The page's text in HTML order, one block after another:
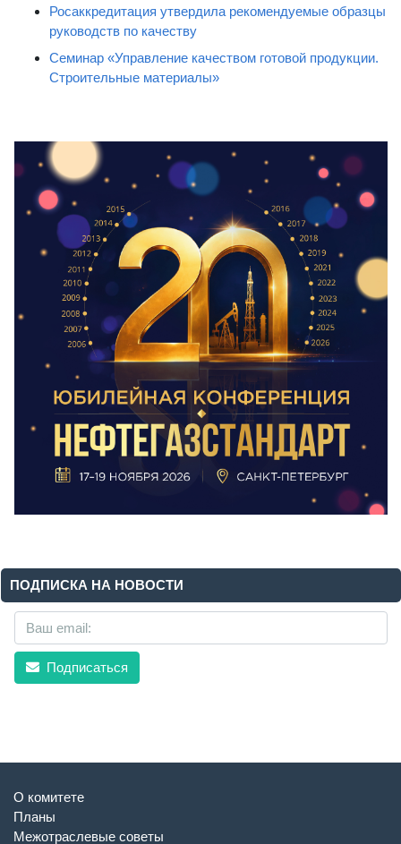
Росаккредитация утвердила рекомендуемые образцы
руководств по качеству
Семинар «Управление качеством готовой продукции.
Строительные материалы»
ПОДПИСКА НА НОВОСТИ
Подписаться
О комитете
Планы
Межотраслевые советы